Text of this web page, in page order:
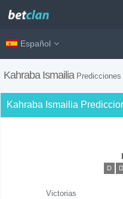
Español
Kahraba Ismailia Predicciones
Kahraba Ismailia
D D
Victorias